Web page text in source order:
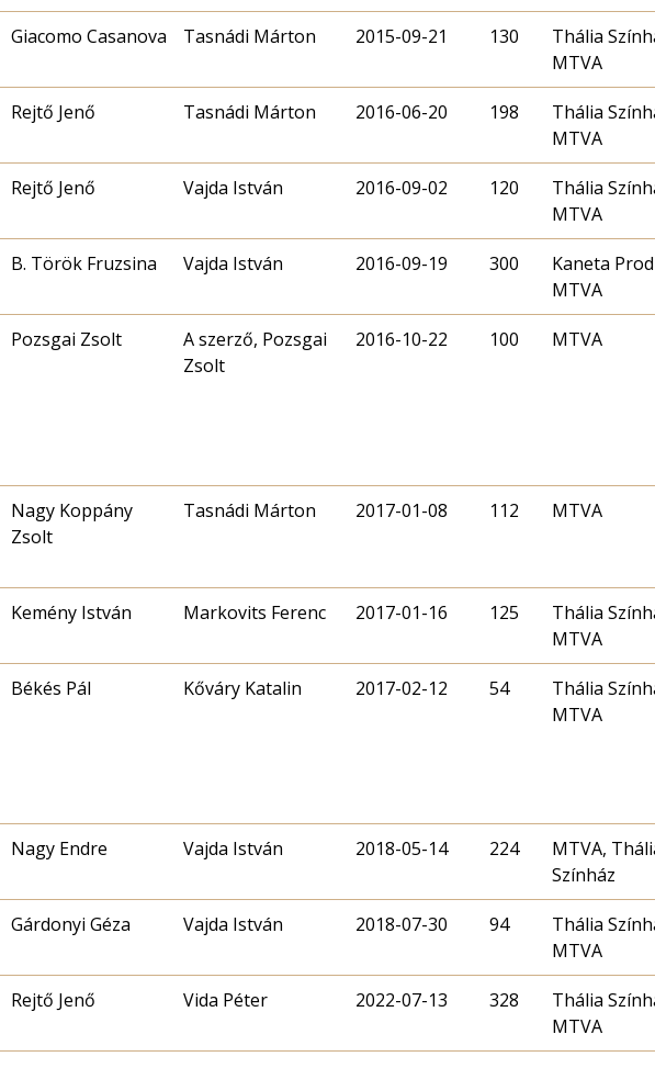
Giacomo Casanova Tasnádi Márton 2015-09-21 130
Thália
MTVA
Rejtő Jenő Tasnádi Márton 2016-06-20 198
Thália
MTVA
Rejtő Jenő Vajda István 2016-09-02 120
Thália
MTVA
B. Török Fruzsina Vajda István 2016-09-19 300
Kaneta
MTVA
Pozsgai Zsolt
A szerző, Pozsgai
Zsolt
2016-10-22 100 MTVA
Nagy Koppány
Zsolt
Tasnádi Márton 2017-01-08 112 MTVA
Kemény István Markovits Ferenc 2017-01-16 125
Thália
MTVA
Békés Pál Kőváry Katalin 2017-02-12 54
Thália
MTVA
Nagy Endre Vajda István 2018-05-14 224
MTVA,
Színház
Gárdonyi Géza Vajda István 2018-07-30 94
Thália
MTVA
Rejtő Jenő Vida Péter 2022-07-13 328
Thália
MTVA